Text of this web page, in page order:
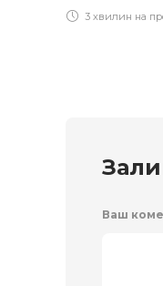
3 хвилин на
Ваш